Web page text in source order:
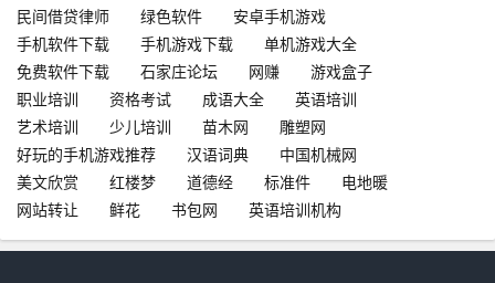
民间借贷律师
绿色软件
安卓手机游戏
手机软件下载
手机游戏下载
单机游戏大全
免费软件下载
石家庄论坛 网赚
游戏盒子
职业培训
资格考试 成语大全
英语培训
艺术培训
少儿培训 苗木网
雕塑网
好玩的手机游戏推荐
汉语词典
中国机械网
美文欣赏
红楼梦 道德经 标准件
电地暖
网站转让
鲜花 书包网 英语培训机构